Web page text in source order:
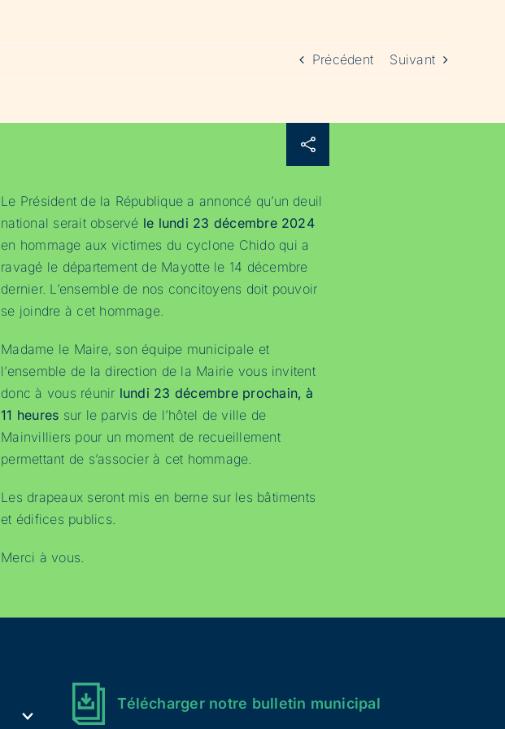
Précédent Suivant
Le Président de la République a annoncé qu’un deuil
national serait observé le lundi 23 décembre 2024
en hommage aux victimes du cyclone Chido qui a
ravagé le département de Mayotte le 14 décembre
dernier. L’ensemble de nos concitoyens doit pouvoir
se joindre à cet hommage.
Madame le Maire, son équipe municipale et
l’ensemble de la direction de la Mairie vous invitent
donc à vous réunir lundi 23 décembre prochain, à
11 heures sur le parvis de l’hôtel de ville de
Mainvilliers pour un moment de recueillement
permettant de s’associer à cet hommage.
Les drapeaux seront mis en berne sur les bâtiments
et édifices publics.
Merci à vous.
Télécharger notre bulletin municipal